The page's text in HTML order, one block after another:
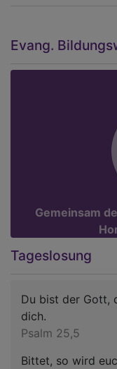
Evang.
Gemeinsam
Tageslosung
Du bist der Gott,
dich.
Psalm 25,5
Bittet, so wird